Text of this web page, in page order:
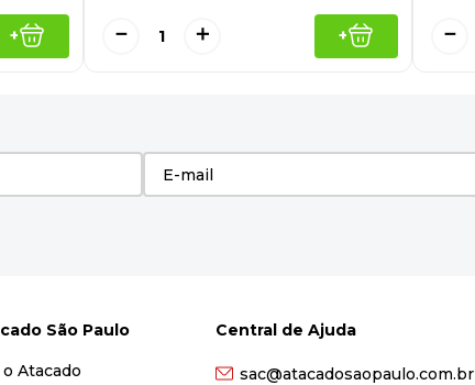
+ ＋
－ + －
São Paulo
Atacado
Central de Ajuda
sac@atacadosaopaulo.com.br